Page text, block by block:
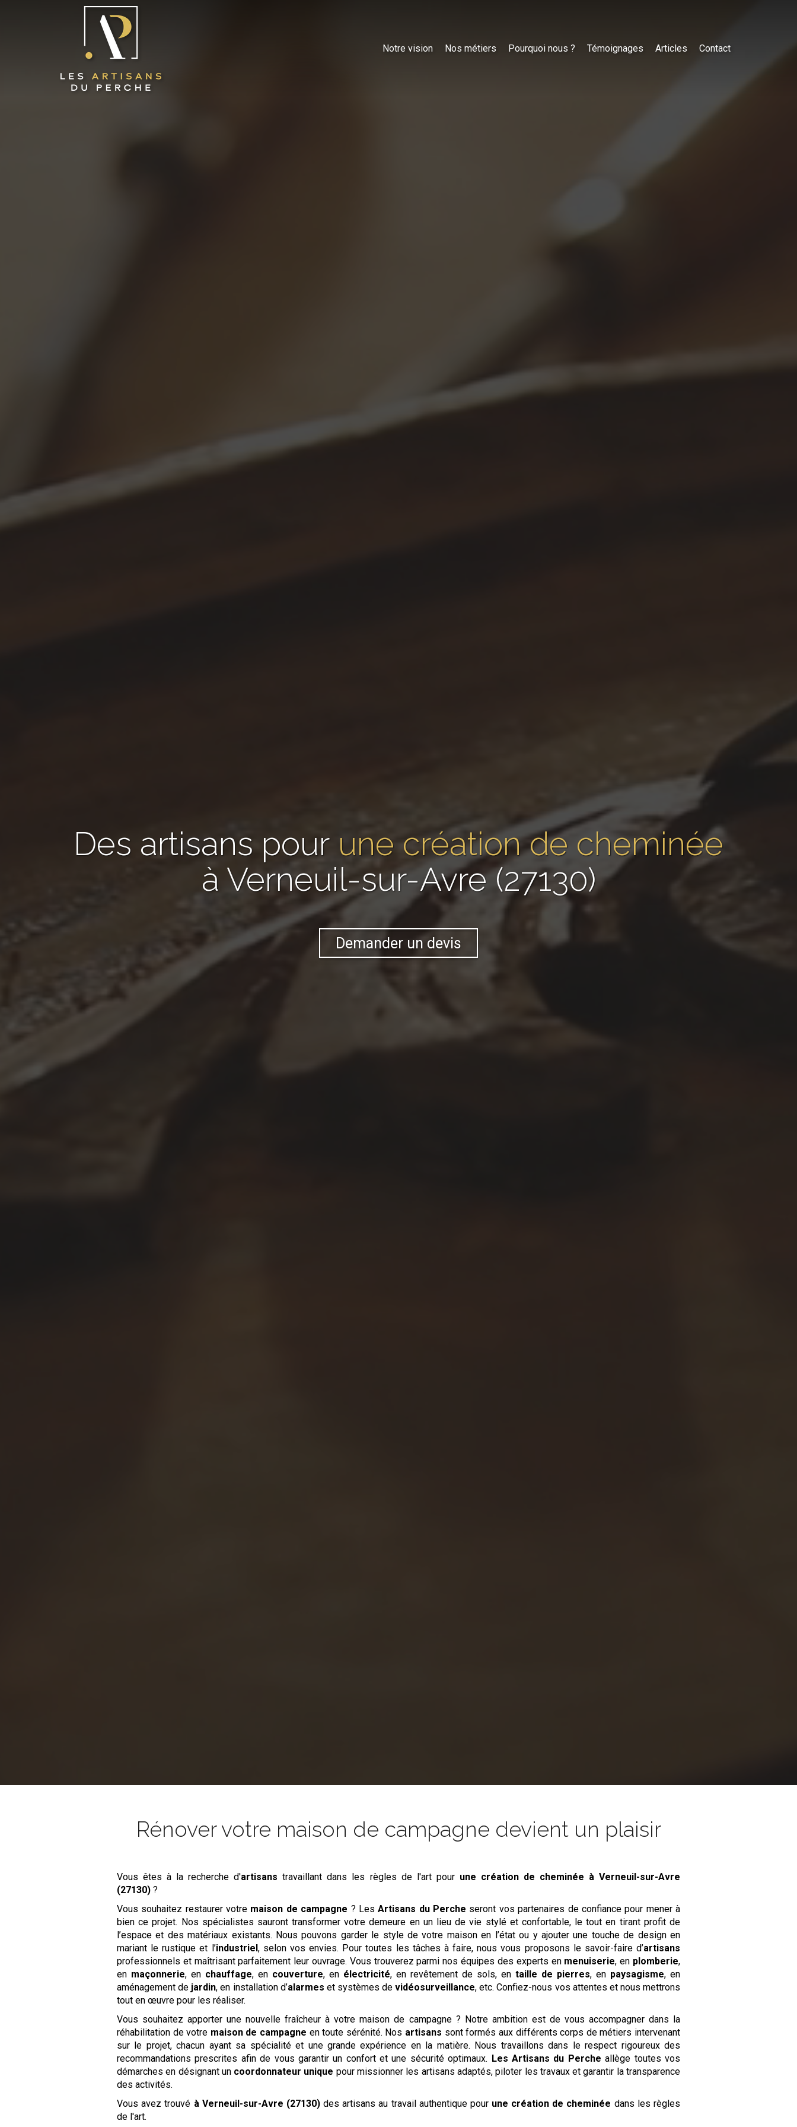
Notre vision Nos métiers Pourquoi nous ? Témoignages Articles Contact
Des artisans pour une création de cheminée
à Verneuil-sur-Avre (27130)
Demander un devis
Rénover votre maison de campagne devient un plaisir
Vous êtes à la recherche d'artisanstravaillant dans les règles de l'art pour une création de cheminée à Verneuil-sur-Avre
(27130) ?
Vous souhaitez restaurer votre maison de campagne ? LesArtisans du Perche seront vos partenaires de confiance pour mener à
bien ce projet. Nos spécialistes sauront transformer votre demeure en un lieu de vie stylé et confortable, le tout en tirant profit de
l’espace et des matériaux existants. Nous pouvons garder le style de votre maison en l’état ou y ajouter une touche de design en
mariant le rustique et l’industriel, selon vos envies. Pour toutes les tâches à faire, nous vous proposons le savoir-faire d’artisans
professionnels et maîtrisant parfaitement leur ouvrage. Vous trouverez parmi nos équipes des experts en menuiserie, en plomberie,
en maçonnerie, en chauffage, en couverture, en électricité, en revêtement de sols, en taille de pierres, en paysagisme, en
aménagement de jardin, en installation d’alarmes et systèmes devidéosurveillance, etc. Confiez-nous vos attentes et nous mettrons
tout en œuvre pour les réaliser.
Vous souhaitez apporter une nouvelle fraîcheur à votre maison de campagne ? Notre ambition est de vous accompagner dans la
réhabilitation de votre maison de campagne en toute sérénité. Nos artisans sont formés aux différents corps de métiers intervenant
sur le projet, chacun ayant sa spécialité et une grande expérience en la matière. Nous travaillons dans le respect rigoureux des
recommandations prescrites afin de vous garantir un confort et une sécurité optimaux. Les Artisans du Percheallège toutes vos
démarches en désignant un coordonnateur unique pour missionner les artisans adaptés, piloter les travaux et garantir la transparence
des activités.
Vous avez trouvé à Verneuil-sur-Avre (27130) des artisans au travail authentique pour une création de cheminée dans les règles
de l'art.